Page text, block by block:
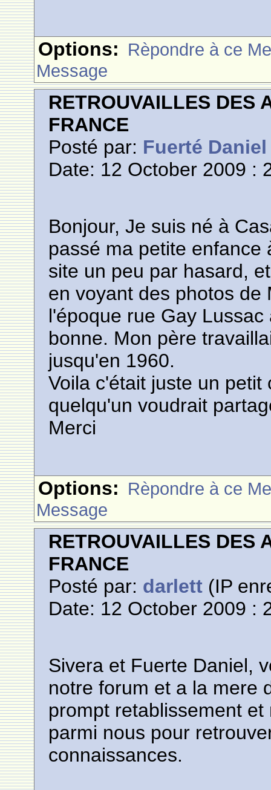
Options: Rèpondre à ce
Message
RETROUVAILLES DES
FRANCE
Posté par: Fuerté Daniel
Date: 12 October 2009 :
Bonjour, Je suis né à
passé ma petite
site un peu par hasard,
en voyant des photos de
l'époque rue Gay
bonne. Mon père
jusqu'en 1960.
Voila c'était juste un
quelqu'un voudrait
Merci
Options: Rèpondre à ce
Message
RETROUVAILLES DES
FRANCE
Posté par: darlett (IP
Date: 12 October 2009 :
Sivera et Fuerte Daniel,
notre forum et a la mere
prompt retablissement
parmi nous pour
connaissances.